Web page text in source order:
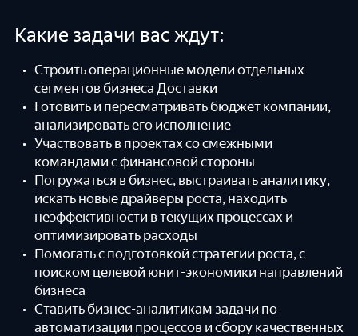
Какие задачи вас ждут:
Строить операционные модели отдельных
сегментов бизнеса Доставки
Готовить и пересматривать бюджет компании,
анализировать его исполнение
Участвовать в проектах со смежными
командами с финансовой стороны
Погружаться в бизнес, выстраивать аналитику,
искать новые драйверы роста, находить
неэффективности в текущих процессах и
оптимизировать расходы
Помогать с подготовкой стратегии роста, с
поиском целевой юнит-экономики направлений
бизнеса
Ставить бизнес-аналитикам задачи по
автоматизации процессов и сбору качественных